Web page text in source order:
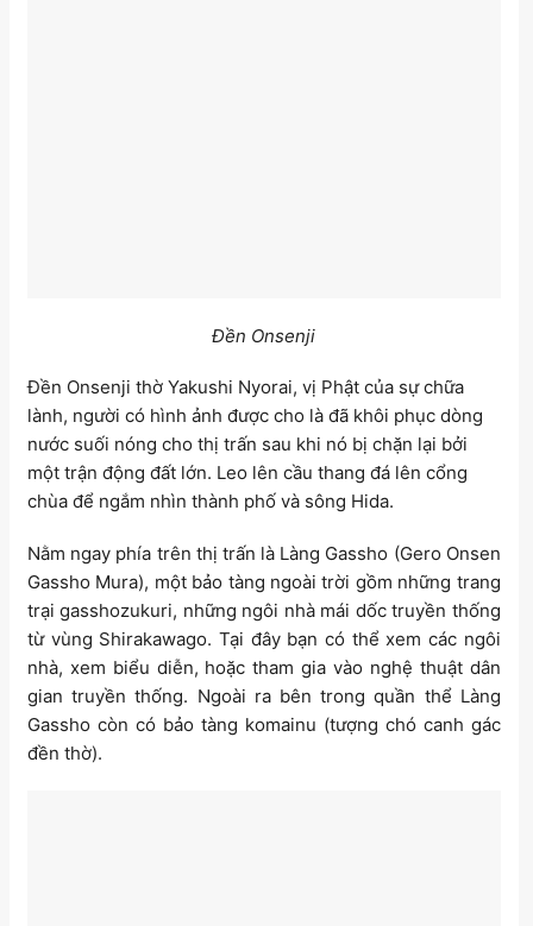
Đền Onsenji
Đền Onsenji thờ Yakushi Nyorai, vị Phật của sự chữa
lành, người có hình ảnh được cho là đã khôi phục dòng
nước suối nóng cho thị trấn sau khi nó bị chặn lại bởi
một trận động đất lớn. Leo lên cầu thang đá lên cổng
chùa để ngắm nhìn thành phố và sông Hida.
Nằm ngay phía trên thị trấn là Làng Gassho (Gero Onsen
Gassho Mura), một bảo tàng ngoài trời gồm những trang
trại gasshozukuri, những ngôi nhà mái dốc truyền thống
từ vùng Shirakawago. Tại đây bạn có thể xem các ngôi
nhà, xem biểu diễn, hoặc tham gia vào nghệ thuật dân
gian truyền thống. Ngoài ra bên trong quần thể Làng
Gassho còn có bảo tàng komainu (tượng chó canh gác
đền thờ).